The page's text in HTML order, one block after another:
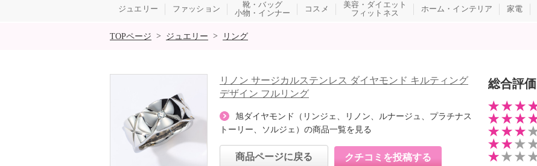
ジュエリー ファッション
靴・バッグ
小物・インナー
コスメ
美容・ダイエット
フィットネス
ホーム・インテリア 家電
SALE
TOPページ > ジュエリー > リング
リノン サージカルステンレス ダイヤモンド キルティング
デザイン フルリング
旭ダイヤモンド（リンジェ、リノン、ルナージュ、プラチナス
トーリー、ソルジェ）の商品一覧を見る
商品ページに戻る クチコミを投稿する
総合評価